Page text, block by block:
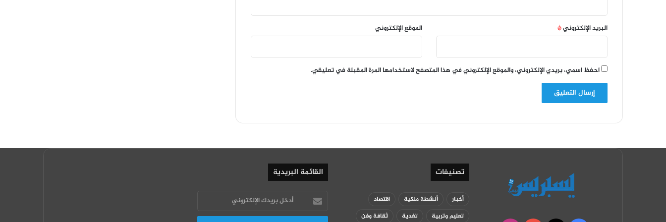
البريد الإلكتروني* الموقع الإلكتروني
احفظ اسمي، بريدي الإلكتروني، والموقع الإلكتروني في هذا المتصفح لاستخدامها المرة المقبلة في تعليقي.
تصنيفات
أخبار أنشطة ملكية
اقتصاد
تعليم وتربية
تغدية ثقافة وفن
القائمة البريدية
أدخل
بريدك
الإلكتروني